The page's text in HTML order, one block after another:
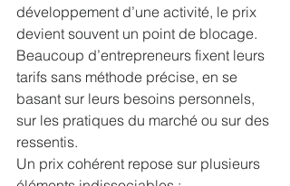
développement d’une activité, le prix
devient souvent un point de blocage.
Beaucoup d’entrepreneurs fixent leurs
tarifs sans méthode précise, en se
basant sur leurs besoins personnels,
sur les pratiques du marché ou sur des
ressentis.
Un prix cohérent repose sur plusieurs